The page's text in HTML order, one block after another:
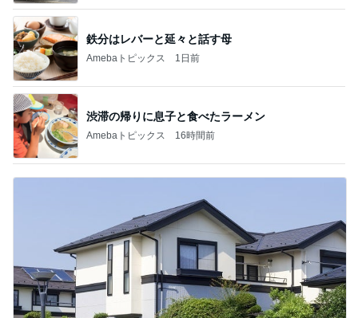
鉄分はレバーと延々と話す母
Amebaトピックス 1日前
渋滞の帰りに息子と食べたラーメン
Amebaトピックス 16時間前